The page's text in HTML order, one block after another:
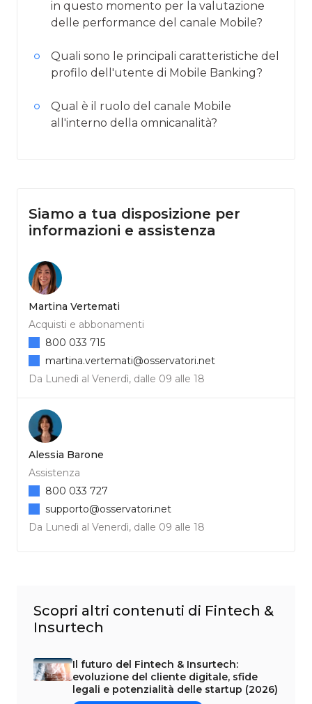
in questo momento per la valutazione
delle performance del canale Mobile?
Quali sono le principali caratteristiche del
profilo dell'utente di Mobile Banking?
Qual è il ruolo del canale Mobile
all'interno della omnicanalità?
Siamo a tua disposizione per
informazioni e assistenza
Martina Vertemati
Acquisti e abbonamenti
Da Lunedì al Venerdì, dalle 09 alle 18
800 033 715
martina.vertemati@osservatori.net
Alessia Barone
Assistenza
Da Lunedì al Venerdì, dalle 09 alle 18
800 033 727
supporto@osservatori.net
Scopri altri contenuti di Fintech &
Insurtech
Il futuro del Fintech & Insurtech:
evoluzione del cliente digitale, sfide
legali e potenzialità delle startup (2026)